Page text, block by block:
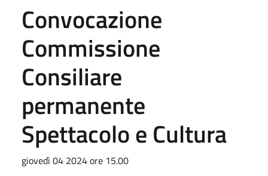
Convocazione
Commissione
Consiliare
permanente
Spettacolo e Cultura
giovedì 04 2024 ore 15.00